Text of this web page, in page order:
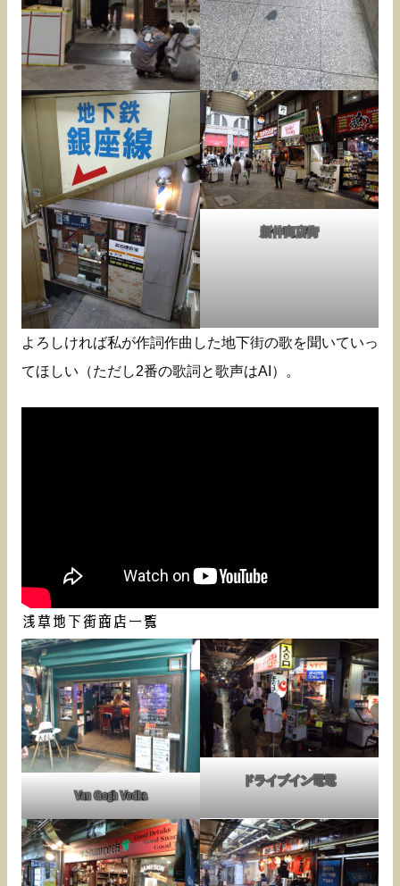
新仲商店街
よろしければ私が作詞作曲した地下街の歌を聞いていっ
てほしい（ただし2番の歌詞と歌声はAI）。
浅草地下街商店一覧
Van Gogh Vodka
ドライブイン電電